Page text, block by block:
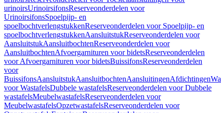
urinoirsUrinoirsifonsReserveonderdelen voor
UrinoirsifonsSpoelpijp- en
spoelbochtverlengstukkenReserveonderdelen voor Spoelpijp- en
spoelbochtverlengstukkenAansluitstukReserveonderdelen voor
AansluitstukAansluitbochtenReserveonderdelen voor
AansluitbochtenAfvoergarnituren voor bidetsReserveonderdelen
voor Afvoergarnituren voor bidetsBuissifonsReserveonderdelen
voor
BuissifonsAansluitstukAansluitbochtenAansluitingenAfdichtingen
voor WastafelsDubbele wastafelsReserveonderdelen voor Dubbele
wastafelsMeubelwastafelsReserveonderdelen voor
MeubelwastafelsOpzetwastafelsReserveonderdelen voor